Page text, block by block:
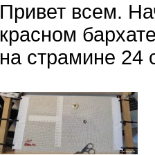
Привет всем.
красном
на страмине 24